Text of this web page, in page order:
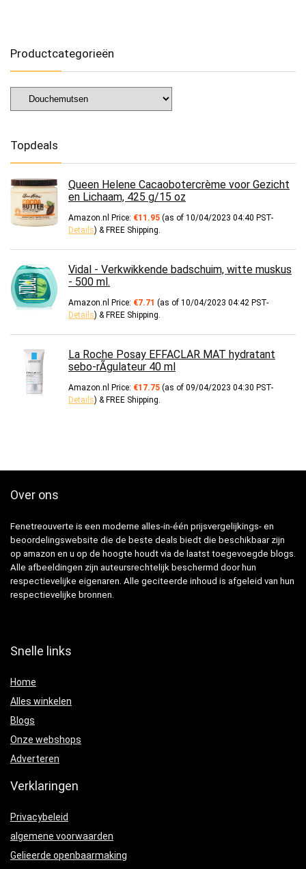
Productcategorieën
Topdeals
Queen Helene Cacaobotercrème voor Gezicht
en Lichaam, 425 g/15 oz
Amazon.nl Price: €11.95 (as of 10/04/2023 04:40 PST-
Details) & FREE Shipping.
Vidal - Verkwikkende badschuim, witte muskus
- 500 ml.
Amazon.nl Price: €7.71 (as of 10/04/2023 04:42 PST-
Details) & FREE Shipping.
La Roche Posay EFFACLAR MAT hydratant
sebo-rÃgulateur 40 ml
Amazon.nl Price: €17.75 (as of 09/04/2023 04:30 PST-
Details) & FREE Shipping.
Over ons
Fenetreouverte is een moderne alles-in-één prijsvergelijkings- en
beoordelingswebsite die de beste deals biedt die beschikbaar zijn
op amazon en u op de hoogte houdt via de laatst toegevoegde blogs.
Alle afbeeldingen zijn auteursrechtelijk beschermd door hun
respectievelijke eigenaren. Alle geciteerde inhoud is afgeleid van hun
respectievelijke bronnen.
Snelle links
Home
Alles winkelen
Blogs
Onze webshops
Adverteren
Verklaringen
Privacybeleid
algemene voorwaarden
Gelieerde openbaarmaking